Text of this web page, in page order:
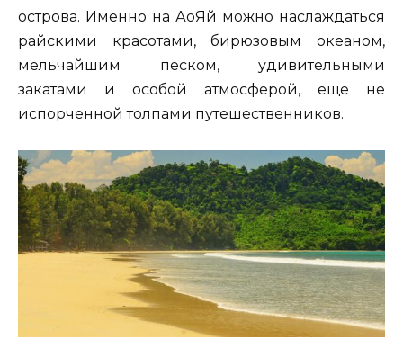
острова. Именно на АоЯй можно наслаждаться
райскими красотами, бирюзовым океаном,
мельчайшим песком, удивительными
закатами и особой атмосферой, еще не
испорченной толпами путешественников.